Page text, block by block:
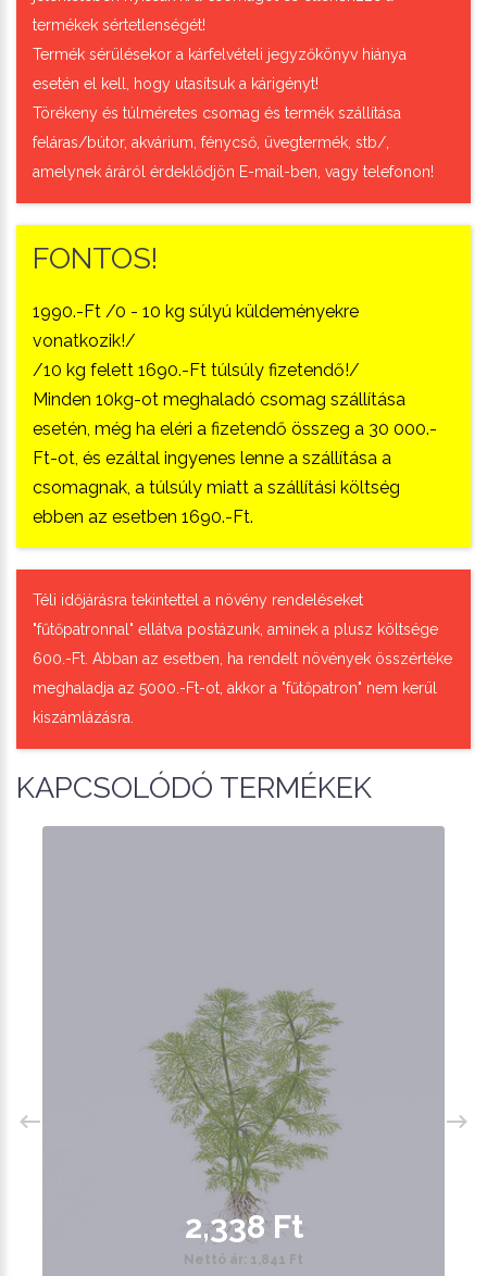
termékek sértetlenségét!
Termék sérülésekor a kárfelvételi jegyzőkönyv hiánya
esetén el kell, hogy utasítsuk a kárigényt!
Törékeny és túlméretes csomag és termék szállítása
feláras/bútor, akvárium, fénycső, üvegtermék, stb/,
amelynek áráról érdeklődjön E-mail-ben, vagy telefonon!
FONTOS!
1990.-Ft /0 - 10 kg súlyú küldeményekre
vonatkozik!/
/10 kg felett 1690.-Ft túlsúly fizetendő!/
Minden 10kg-ot meghaladó csomag szállítása
esetén, még ha eléri a fizetendő összeg a 30 000.-
Ft-ot, és ezáltal ingyenes lenne a szállítása a
csomagnak, a túlsúly miatt a szállítási költség
ebben az esetben 1690.-Ft.
Téli időjárásra tekintettel a növény rendeléseket
"fűtőpatronnal" ellátva postázunk, aminek a plusz költsége
600.-Ft. Abban az esetben, ha rendelt növények összértéke
meghaladja az 5000.-Ft-ot, akkor a "fűtőpatron" nem kerül
kiszámlázásra.
KAPCSOLÓDÓ TERMÉKEK
2,338 Ft
Nettó ár: 1,841 Ft